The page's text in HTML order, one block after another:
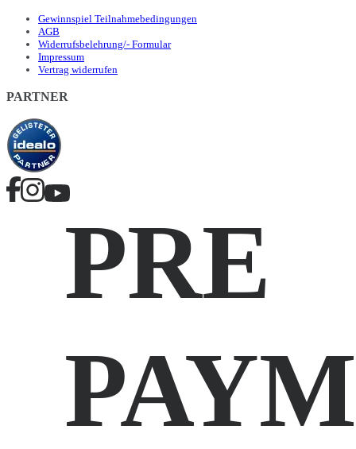
Gewinnspiel Teilnahmebedingungen
AGB
Widerrufsbelehrung/- Formular
Impressum
Vertrag widerrufen
PARTNER